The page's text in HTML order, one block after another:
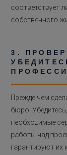
соответствует
собственного
3.
Прежде чем
бюро.
необходимые
работы над
гарантируют их